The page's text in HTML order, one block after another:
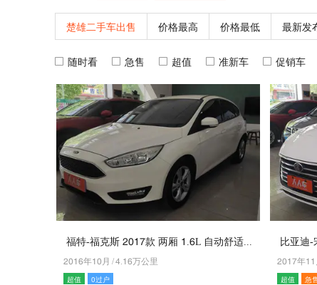
楚雄二手车出售 价格最高 价格最低 最新发
随时看 急售 超值 准新车 促销车
5042年40月 /7.42万公里
超值
0过户
5046年44
超值
急